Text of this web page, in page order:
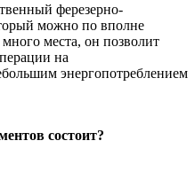
ферезерно-
можно по вполне
места, он позволит
на
энергопотреблением
состоит?